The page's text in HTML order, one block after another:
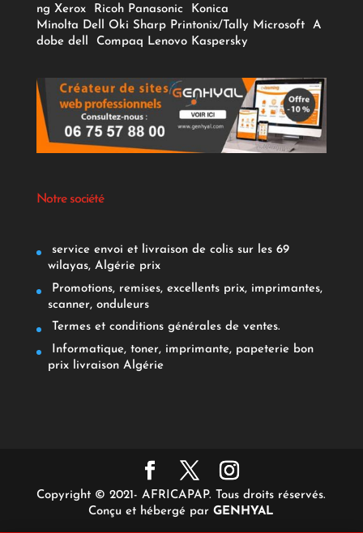
ng Xerox Ricoh Panasonic
Konica
Minolta Dell Oki Sharp Printonix/Tally Microsoft
A
dobe dell Compaq Lenovo Kaspersky
Notre société
service envoi et livraison de colis sur les 69
wilayas, Algérie prix
Promotions, remises, excellents prix, imprimantes,
scanner, onduleurs
Termes et conditions générales de ventes.
Informatique, toner, imprimante, papeterie bon
prix livraison Algérie
Copyright © 2021- AFRICAPAP. Tous droits réservés.
Conçu et hébergé parGENHYAL